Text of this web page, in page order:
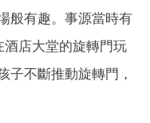
般有趣。事源當時有
店大堂的旋轉門玩
子不斷推動旋轉門，